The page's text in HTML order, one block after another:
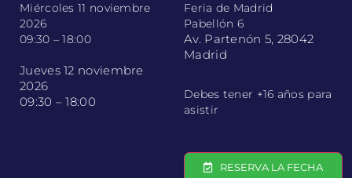
Miércoles 11 noviembre
2026
09:30 – 18:00
Jueves 12 noviembre
2026
09:30 – 18:00
Feria de Madrid
Pabellón 6
Av. Partenón 5, 28042
Madrid
Debes tener +16 años para
asistir
RESERVA LA FECHA